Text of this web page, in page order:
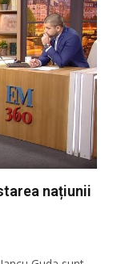
națiunii